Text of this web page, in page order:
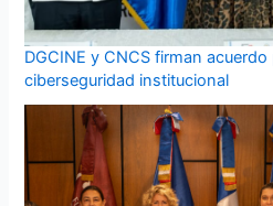
DGCINE y CNCS firman
ciberseguridad institucional